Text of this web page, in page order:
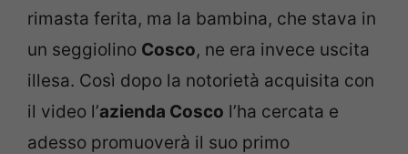
rimasta ferita, ma la bambina, che stava in
un seggiolino Cosco, ne era invece uscita
illesa. Così dopo la notorietà acquisita con
il video l’azienda Cosco l’ha cercata e
adesso promuoverà il suo primo